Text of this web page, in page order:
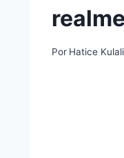
Por Hatice Kulali